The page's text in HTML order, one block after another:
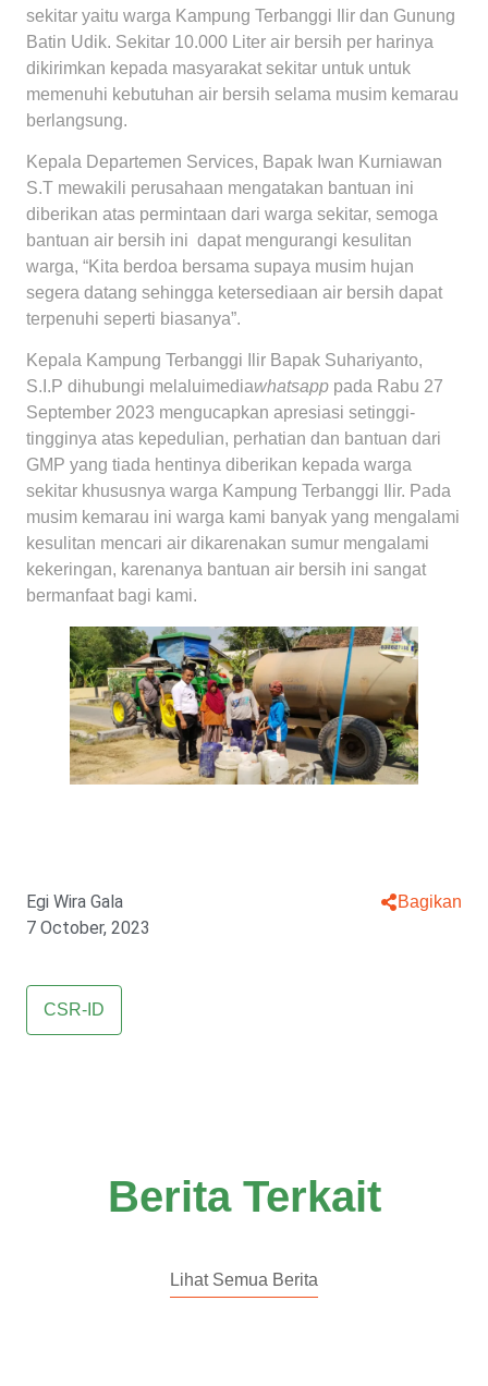
sekitar yaitu warga Kampung Terbanggi Ilir dan Gunung
Batin Udik. Sekitar 10.000 Liter air bersih per harinya
dikirimkan kepada masyarakat sekitar untuk untuk
memenuhi kebutuhan air bersih selama musim kemarau
berlangsung.
Kepala Departemen Services, Bapak Iwan Kurniawan
S.T mewakili perusahaan mengatakan bantuan ini
diberikan atas permintaan dari warga sekitar, semoga
bantuan air bersih ini dapat mengurangi kesulitan
warga, “Kita berdoa bersama supaya musim hujan
segera datang sehingga ketersediaan air bersih dapat
terpenuhi seperti biasanya”.
Kepala Kampung Terbanggi Ilir Bapak Suhariyanto,
S.I.P dihubungi melaluimediawhatsapp pada Rabu 27
September 2023 mengucapkan apresiasi setinggi-
tingginya atas kepedulian, perhatian dan bantuan dari
GMP yang tiada hentinya diberikan kepada warga
sekitar khususnya warga Kampung Terbanggi Ilir. Pada
musim kemarau ini warga kami banyak yang mengalami
kesulitan mencari air dikarenakan sumur mengalami
kekeringan, karenanya bantuan air bersih ini sangat
bermanfaat bagi kami.
Egi Wira Gala
7 October, 2023
CSR-ID
Bagikan
Berita Terkait
Lihat Semua Berita